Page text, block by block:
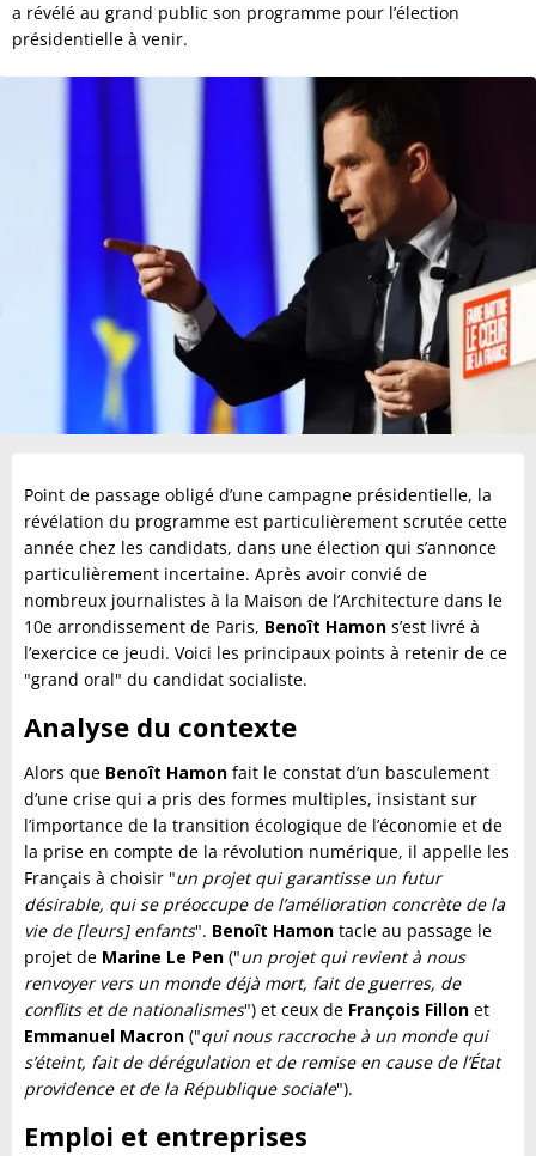
a révélé au grand public son programme pour l’élection
présidentielle à venir.
Point de passage obligé d’une campagne présidentielle, la
révélation du programme est particulièrement scrutée cette
année chez les candidats, dans une élection qui s’annonce
particulièrement incertaine. Après avoir convié de
nombreux journalistes à la Maison de l’Architecture dans le
10e arrondissement de Paris, Benoît Hamon s’est livré à
l’exercice ce jeudi. Voici les principaux points à retenir de ce
"grand oral" du candidat socialiste.
Analyse du contexte
Alors que Benoît Hamon fait le constat d’un basculement
d’une crise qui a pris des formes multiples, insistant sur
l’importance de la transition écologique de l’économie et de
la prise en compte de la révolution numérique, il appelle les
Français à choisir "un projet qui garantisse un futur
désirable, qui se préoccupe de l’amélioration concrète de la
vie de [leurs] enfants". Benoît Hamon tacle au passage le
projet de Marine Le Pen ("un projet qui revient à nous
renvoyer vers un monde déjà mort, fait de guerres, de
conflits et de nationalismes") et ceux de François Fillon et
Emmanuel Macron ("qui nous raccroche à un monde qui
s’éteint, fait de dérégulation et de remise en cause de l’État
providence et de la République sociale").
Emploi et entreprises